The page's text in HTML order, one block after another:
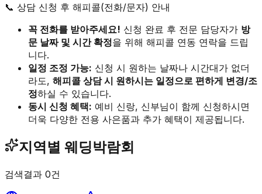
📞 상담 신청 후 해피콜(전화/문자) 안내
꼭 전화를 받아주세요! 신청 완료 후 전문 담당자가 방
문 날짜 및 시간 확정을 위해 해피콜 연동 연락을 드립
니다.
일정 조정 가능: 신청 시 원하는 날짜나 시간대가 없더
라도, 해피콜 상담 시 원하시는 일정으로 편하게 변경/조
정하실 수 있습니다.
동시 신청 혜택: 예비 신랑, 신부님이 함께 신청하시면
더욱 다양한 전용 사은품과 추가 혜택이 제공됩니다.
지역별 웨딩박람회
검색결과 0건